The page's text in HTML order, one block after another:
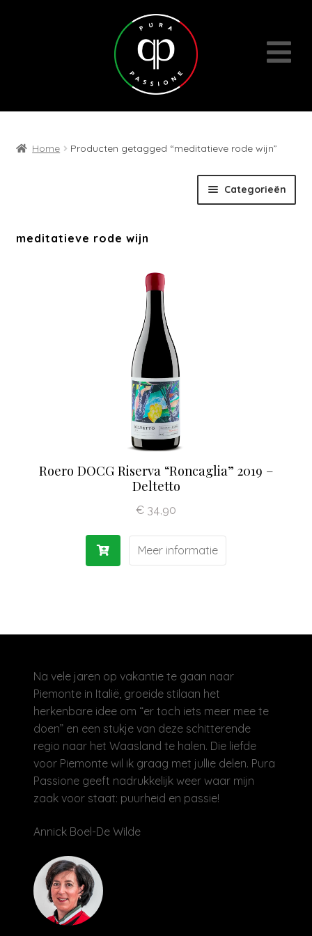
Home Producten getagged “meditatieve rode wijn”
Categorieën
Wijnen
Wijn- en geschenkpakketten
meditatieve rode wijn
Roero DOCG Riserva “Roncaglia” 2019 –
Deltetto
€ 34,90
Meer informatie
Na vele jaren op vakantie te gaan naar
Piemonte in Italië, groeide stilaan het
herkenbare idee om “er toch iets meer mee te
doen” en een stukje van deze schitterende
regio naar het Waasland te halen. Die liefde
voor Piemonte wil ik graag met jullie delen. Pura
Passione geeft nadrukkelijk weer waar mijn
zaak voor staat: puurheid en passie!
Annick Boel-De Wilde